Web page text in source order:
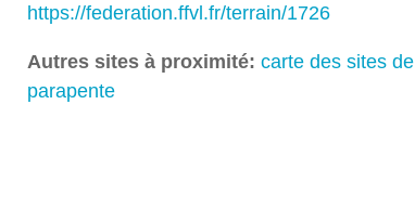
https://federation.ffvl.fr/terrain/1726
Autres sites à proximité: carte des sites de
parapente